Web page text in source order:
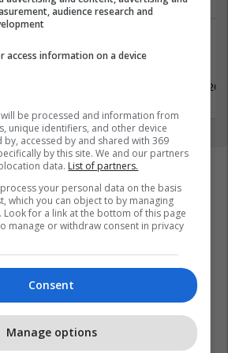
18 Maj
audience research and
access information on a device
be processed and information from
unique identifiers, and other device
by, accessed by and shared with 369
by this site. We and our partners
data. List of partners.
your personal data on the basis
which you can object to by managing
for a link at the bottom of this page
manage or withdraw consent in privacy
Consent
Manage options